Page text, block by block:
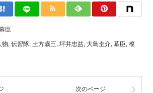
臣
物 伝習隊 土方歳三 坪井忠益 大鳥圭介 幕臣 榎
次のページ